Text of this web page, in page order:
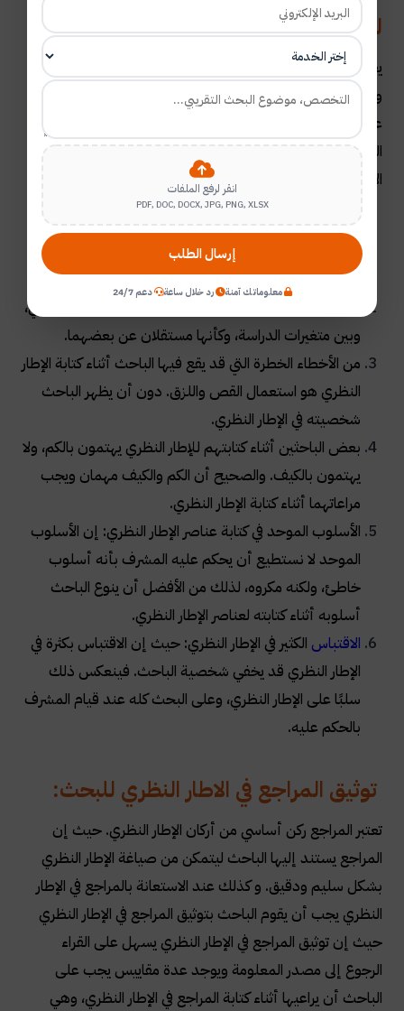
للبحث:
يعتبر فصل الإطار النظري أحد الفصول المهمة في البحوث
والرسائل العلمية، ويقع بعض الباحثين في أخطاء أكاديمية
عديدة أثناء كتابة الإطار النظري للبحث العلمي أو الرسالة
العلمية، ومن الأخطاء الشائعة التي يقع فيها الباحث أثناء إعداد
الإطار النظري ما يأتي
من الأخطاء الفادحة التي قد يقع فيها الباحث أثناء كتابة
الإطار النظري هو عدم التعقيب على أجزاء الإطار النظري،
وعد نقد هذه الأجزاء.
بعض الباحثين لا يربطون بين عناصر ومكونات الإطار النظري،
وبين متغيرات الدراسة، وكأنها مستقلان عن بعضهما.
من الأخطاء الخطرة التي قد يقع فيها الباحث أثناء كتابة الإطار
النظري هو استعمال القص واللزق. دون أن يظهر الباحث
شخصيته في الإطار النظري.
بعض الباحثين أثناء كتابتهم للإطار النظري يهتمون بالكم، ولا
يهتمون بالكيف. والصحيح أن الكم والكيف مهمان ويجب
مراعاتهما أثناء كتابة الإطار النظري.
الأسلوب الموحد في كتابة عناصر الإطار النظري: إن الأسلوب
الموحد لا نستطيع أن يحكم عليه المشرف بأنه أسلوب
خاطئ، ولكنه مكروه، لذلك من الأفضل أن ينوع الباحث
أسلوبه أثناء كتابته لعناصر الإطار النظري.
الاقتباس الكثير في الإطار النظري: حيث إن الاقتباس بكثرة في
الإطار النظري قد يخفي شخصية الباحث. فينعكس ذلك
سلبًا على الإطار النظري، وعلى البحث كله عند قيام المشرف
بالحكم عليه.
توثيق المراجع في الاطار النظري للبحث:
تعتبر المراجع ركن أساسي من أركان الإطار النظري. حيث إن
المراجع يستند إليها الباحث ليتمكن من صياغة الإطار النظري
بشكل سليم ودقيق. و كذلك عند الاستعانة بالمراجع في الإطار
النظري يجب أن يقوم الباحث بتوثيق المراجع في الإطار النظري
حيث إن توثيق المراجع في الإطار النظري يسهل على القراء
الرجوع إلى مصدر المعلومة ويوجد عدة مقاييس يجب على
الباحث أن يراعيها أثناء كتابة المراجع في الإطار النظري، وهي
انقر لرفع الملفات
PDF, DOC, DOCX, JPG, PNG, XLSX
إرسال الطلب
معلوماتك آمنة رد خلال ساعة دعم 24/7